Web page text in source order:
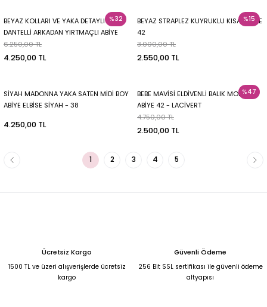
%32
BEYAZ KOLLARI VE YAKA DETAYLI
DANTELLİ ARKADAN YIRTMAÇLI ABİYE
BEYAZ - 36-38
6.250,00 TL
4.250,00 TL
%15
BEYAZ STRAPLEZ KUYRUKLU KISA ELBİSE
42
3.000,00 TL
2.550,00 TL
SİYAH MADONNA YAKA SATEN MİDİ BOY
ABİYE ELBİSE SİYAH - 38
4.250,00 TL
%47
BEBE MAVİSİ ELDİVENLİ BALIK MODEL
ABİYE 42 - LACİVERT
4.750,00 TL
2.500,00 TL
1 2 3 4 5
Ücretsiz Kargo
1500 TL ve üzeri alışverişlerde ücretsiz
kargo
Güvenli Ödeme
256 Bit SSL sertifikası ile güvenli ödeme
altyapısı